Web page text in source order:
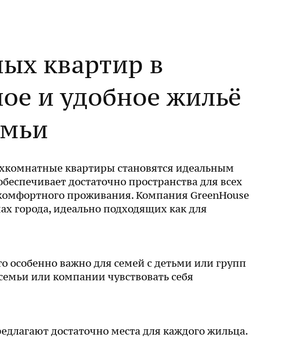
квартир в
и удобное жильё
квартиры становятся идеальным
достаточно пространства для всех
проживания. Компания GreenHouse
города, идеально подходящих как для
особенно важно для семей с детьми или групп
или компании чувствовать себя
достаточно места для каждого жильца.